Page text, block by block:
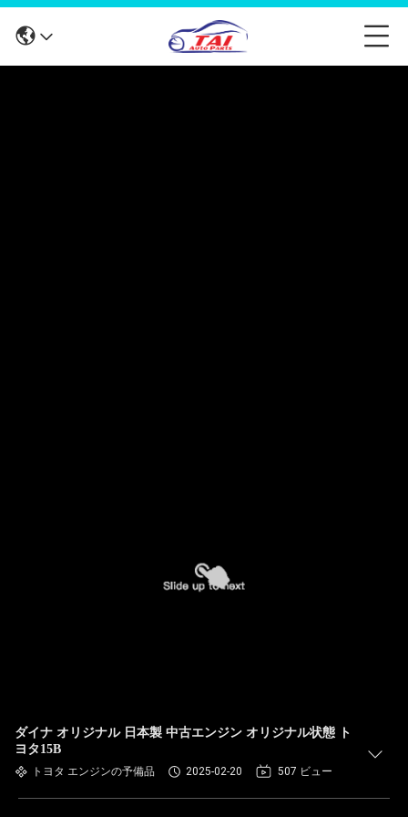
ダイナ オリジナル 日本製 中古エンジン オリジナル状態 ト
ヨタ15B
トヨタ エンジンの予備品 2025-02-20 507 ビュー